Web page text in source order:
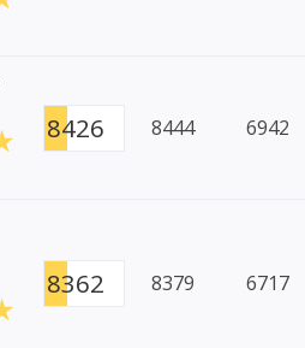
8426 8444 6942
8362 8379 6717